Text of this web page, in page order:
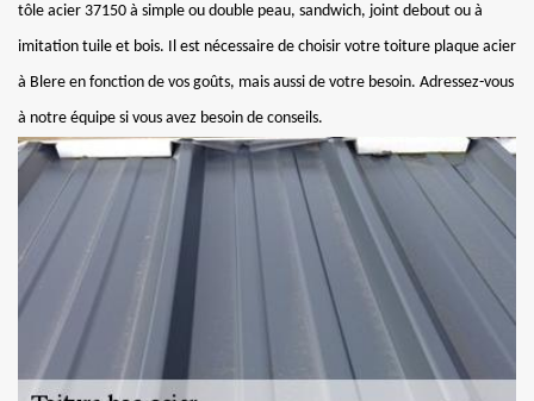
tôle acier 37150 à simple ou double peau, sandwich, joint debout ou à
imitation tuile et bois. Il est nécessaire de choisir votre toiture plaque acier
à Blere en fonction de vos goûts, mais aussi de votre besoin. Adressez-vous
à notre équipe si vous avez besoin de conseils.